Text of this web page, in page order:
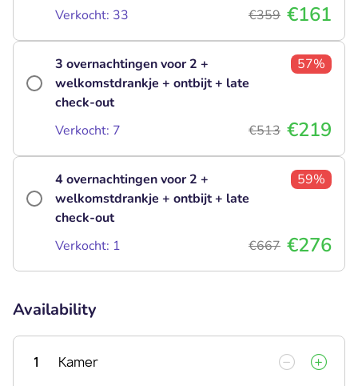
Verkocht: 33 €359 €161
3 overnachtingen voor 2 +
welkomstdrankje + ontbijt + late
check-out
57%
Verkocht: 7 €513 €219
4 overnachtingen voor 2 +
welkomstdrankje + ontbijt + late
check-out
59%
Verkocht: 1 €667 €276
Availability
1 Kamer